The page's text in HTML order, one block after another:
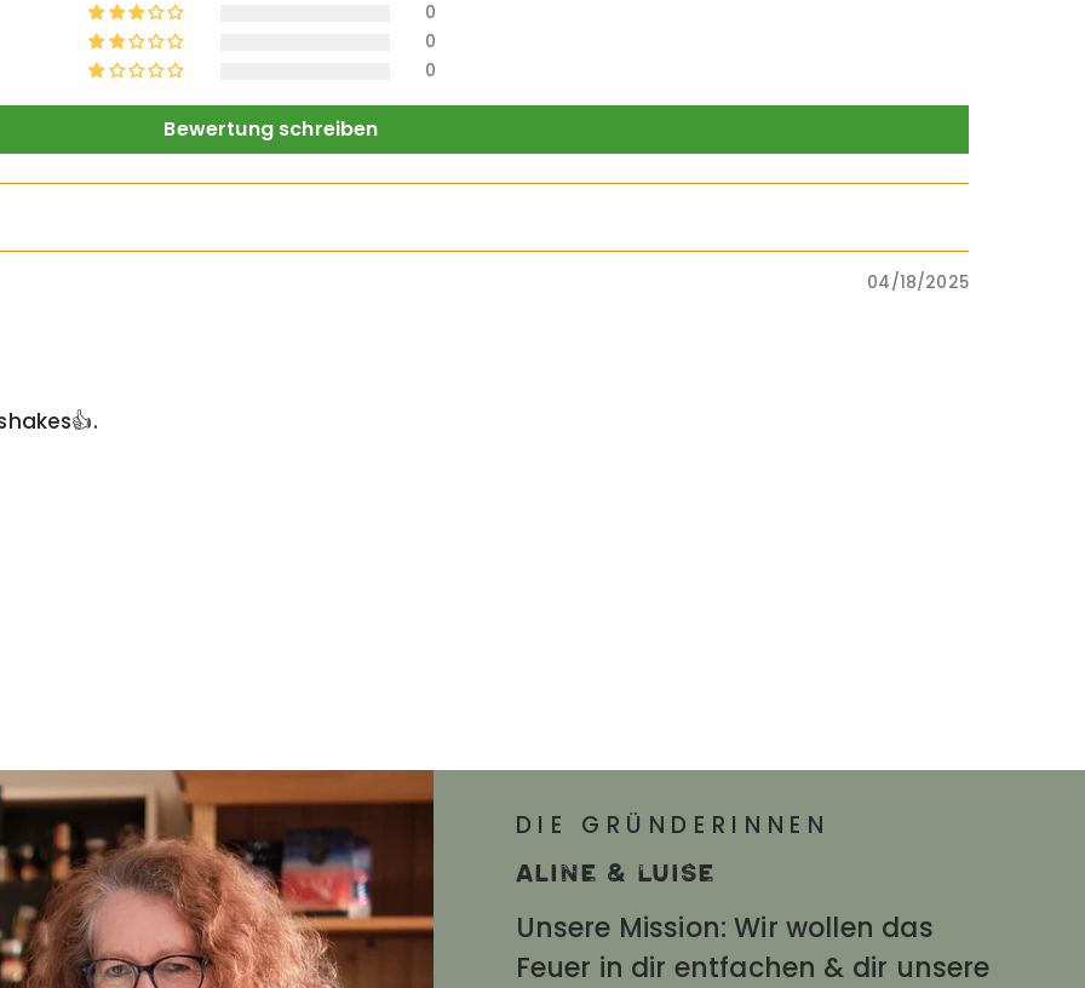
0
0
0
Bewertung schreiben
04/18/2025
DIE GRÜNDERINNEN
Aline & Luise
Unsere Mission: Wir wollen das
Feuer in dir entfachen & dir unsere